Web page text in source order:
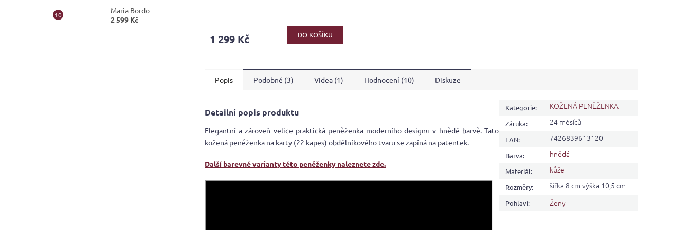
Maria Bordo
2 599 Kč
je
hvězdiček.
1 299 Kč DO KOŠÍKU
Popis Podobné (3) Videa (1) Hodnocení (10) Diskuze
Detailní popis produktu
Elegantní a zároveň velice praktická peněženka moderního designu v hnědé barvě. Tato
kožená peněženka na karty (22 kapes) obdélníkového tvaru se zapíná na patentek.
Další barevné varianty této peněženky naleznete zde.
Kategorie: KOŽENÁ PENĚŽENKA
Záruka: 24 měsíců
EAN: 7426839613120
Barva: hnědá
Materiál: kůže
Rozměry: šířka 8 cm výška 10,5 cm
Pohlaví: Ženy